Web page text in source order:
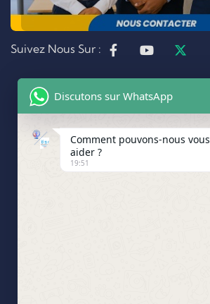
Suivez Nous Sur :
Discutons sur WhatsApp
Comment pouvons-nous vous
aider ?
19:51